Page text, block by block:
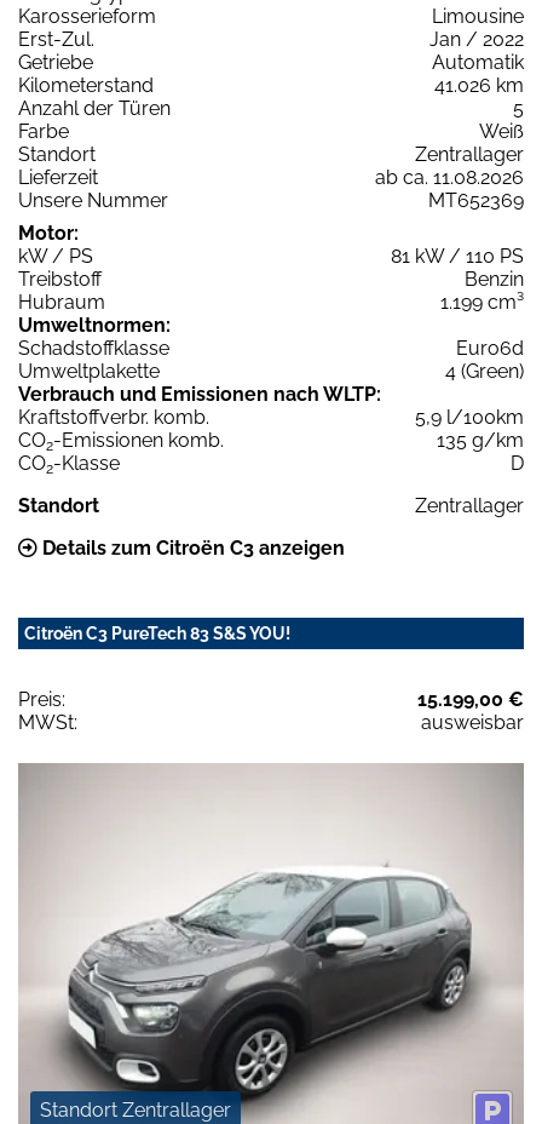
Karosserieform
Limousine
Erst-Zul.
Jan / 2022
Getriebe
Automatik
Kilometerstand
41.026 km
Anzahl der Türen
5
Farbe
Weiß
Standort
Zentrallager
Lieferzeit
ab ca. 11.08.2026
Unsere Nummer
MT652369
Motor:
kW / PS
81 kW / 110 PS
Treibstoff
Benzin
Hubraum
1.199 cm³
Umweltnormen:
Schadstoffklasse
Euro6d
Umweltplakette
4 (Green)
Verbrauch und Emissionen nach WLTP:
Kraftstoffverbr. komb.
5,9 l/100km
CO2-Emissionen komb.
135 g/km
CO2-Klasse
D
Standort
Zentrallager
Details zum Citroën C3 anzeigen
Citroën C3 PureTech 83 S&S YOU!
Preis:
15.199,00 €
MWSt:
ausweisbar
Standort Zentrallager